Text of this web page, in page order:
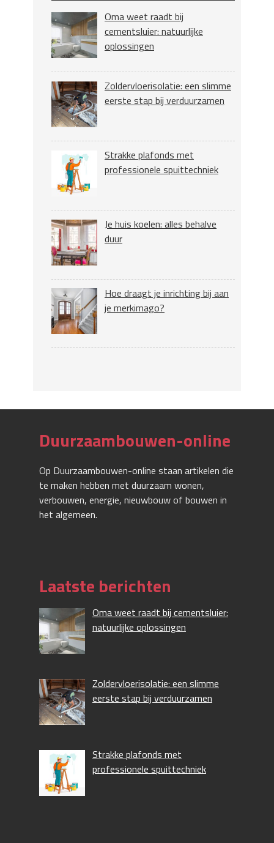
Oma weet raadt bij
cementsluier: natuurlijke
oplossingen
Zoldervloerisolatie: een slimme
eerste stap bij verduurzamen
Strakke plafonds met
professionele spuittechniek
Je huis koelen: alles behalve
duur
Hoe draagt je inrichting bij aan
je merkimago?
Duurzaambouwen-online
Op Duurzaambouwen-online staan artikelen die
te maken hebben met duurzaam wonen,
verbouwen, energie, nieuwbouw of bouwen in
het algemeen.
Laatste berichten
Oma weet raadt bij cementsluier:
natuurlijke oplossingen
Zoldervloerisolatie: een slimme
eerste stap bij verduurzamen
Strakke plafonds met
professionele spuittechniek